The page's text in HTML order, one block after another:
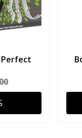
Perfect